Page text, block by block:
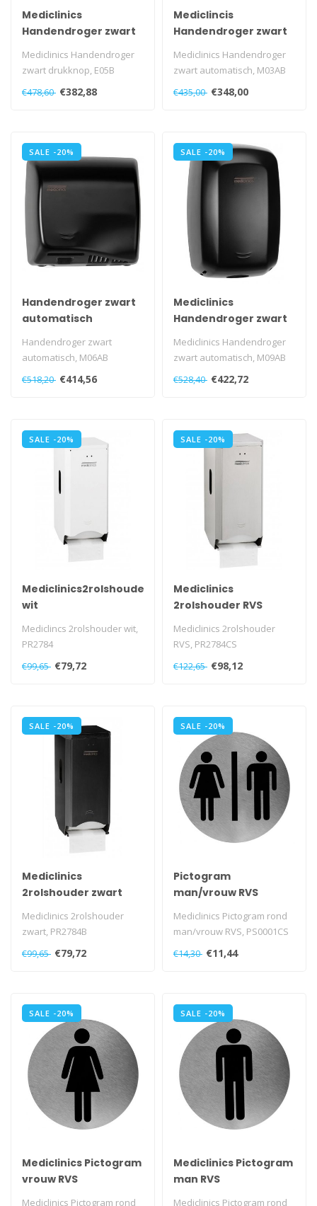
Mediclinics
Handendroger zwart
drukknop
Mediclinics Handendroger
zwart drukknop, E05B
€478,60 €382,88
Mediclincis
Handendroger zwart
automatisch
Mediclinics Handendroger
zwart automatisch, M03AB
€435,00 €348,00
SALE -20%
Handendroger zwart
automatisch
Handendroger zwart
automatisch, M06AB
€518,20 €414,56
SALE -20%
Mediclinics
Handendroger zwart
Mediclinics Handendroger
zwart automatisch, M09AB
€528,40 €422,72
SALE -20%
Mediclinics2rolshouder
wit
Mediclincs 2rolshouder wit,
PR2784
€99,65 €79,72
SALE -20%
Mediclinics
2rolshouder RVS
Mediclinics 2rolshouder
RVS, PR2784CS
€122,65 €98,12
SALE -20%
Mediclinics
2rolshouder zwart
Mediclinics 2rolshouder
zwart, PR2784B
€99,65 €79,72
SALE -20%
Pictogram
man/vrouw RVS
Mediclinics Pictogram rond
man/vrouw RVS, PS0001CS
€14,30 €11,44
SALE -20%
Mediclinics Pictogram
vrouw RVS
Mediclinics Pictogram rond
SALE -20%
Mediclinics Pictogram
man RVS
Mediclinics Pictogram rond